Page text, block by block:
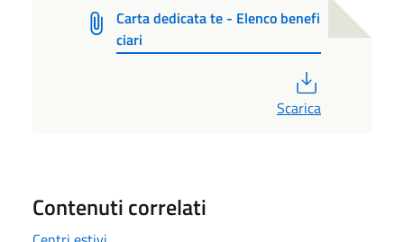
Carta dedicata te - Elenco benefi
ciari
Scarica
Contenuti correlati